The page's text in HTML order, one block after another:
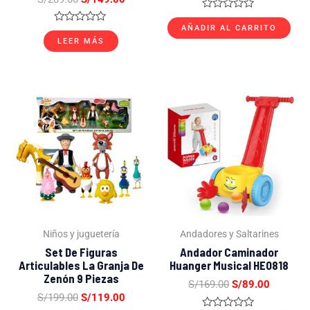
Valorado
con
0
LEER MÁS
Valorado
con
0
AÑADIR AL CARRITO
Niños y juguetería
Set De Figuras
Articulables La Granja De
Zenón 9 Piezas
S/199.00
precio
original
era:
S/199.00.
S/119.00
precio
actual
es:
Andadores y Saltarines
Andador Caminador
Huanger Musical HE0818
S/169.00
precio
original
S/169.00.
S/89.00
precio
actual
es: